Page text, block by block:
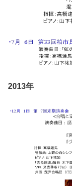
2013年